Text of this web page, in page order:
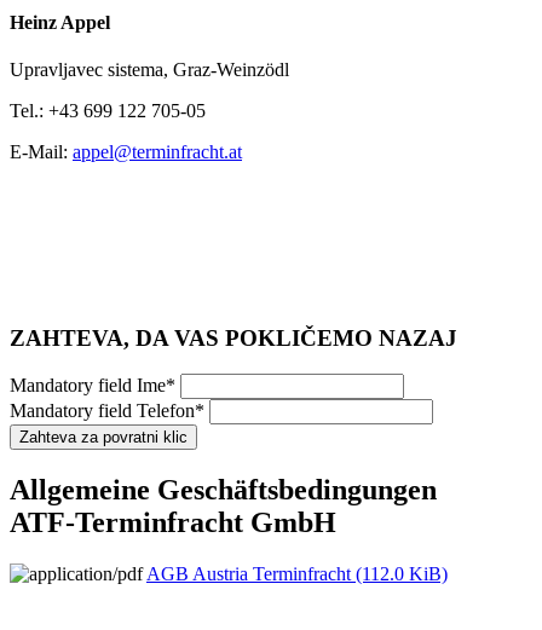
Heinz Appel
Upravljavec sistema, Graz-Weinzödl
Tel.: +43 699 122 705-05
E-Mail: appel@terminfracht.at
ZAHTEVA, DA VAS POKLIČEMO NAZAJ
Mandatory field Ime*
Mandatory field Telefon*
Allgemeine Geschäftsbedingungen
ATF-Terminfracht GmbH
AGB Austria Terminfracht (112.0 KiB)